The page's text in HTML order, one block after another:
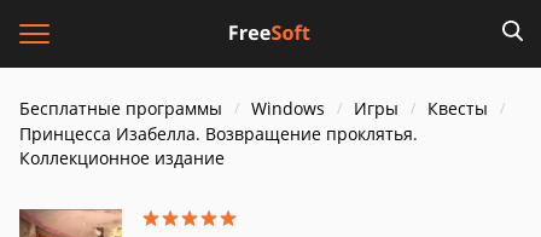
Бесплатные программы Windows Игры
Квесты
Принцесса Изабелла. Возвращение проклятья.
Коллекционное издание